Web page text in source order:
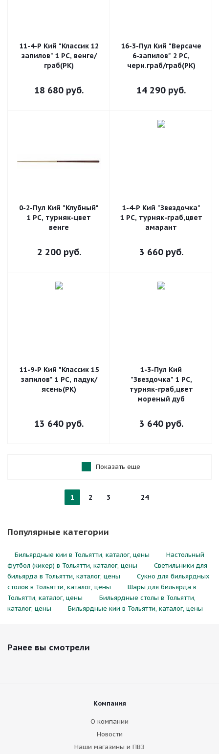
11-4-Р Кий "Классик 12
запилов" 1 РС, венге/
граб(РК)
18 680 руб.
16-3-Пул Кий "Версаче
6-запилов" 2 РС,
черн.граб/граб(РК)
14 290 руб.
0-2-Пул Кий "Клубный"
1 РС, турняк-цвет
венге
2 200руб.
1-4-Р Кий "Звездочка"
1 РС, турняк-граб,цвет
амарант
3 660руб.
11-9-Р Кий "Классик 15
запилов" 1 РС, падук/
ясень(РК)
13 640 руб.
1-3-Пул Кий
"Звездочка" 1 РС,
турняк-граб,цвет
мореный дуб
3 640руб.
Показать еще
1 2 3 24
Популярные категории
Бильярдные кии в Тольятти, каталог, цены
Настольный
футбол (кикер) в Тольятти, каталог, цены
Светильники для
бильярда в Тольятти, каталог, цены
Сукно для бильярдных
столов в Тольятти, каталог, цены
Шары для бильярда в
Тольятти, каталог, цены
Бильярдные столы в Тольятти,
каталог, цены
Бильярдные кии в Тольятти, каталог, цены
Ранее вы смотрели
Компания
О компании
Новости
Наши магазины и ПВЗ